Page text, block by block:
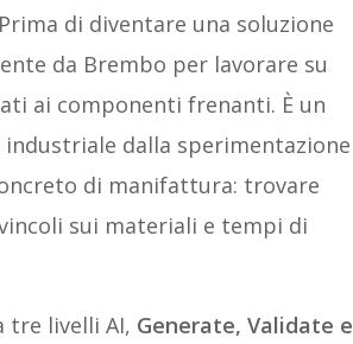
di diventare una soluzione
da Brembo per lavorare su
ai componenti frenanti. È un
industriale dalla sperimentazione
di manifattura: trovare
sui materiali e tempi di
tre livelli AI, Generate, Validate e